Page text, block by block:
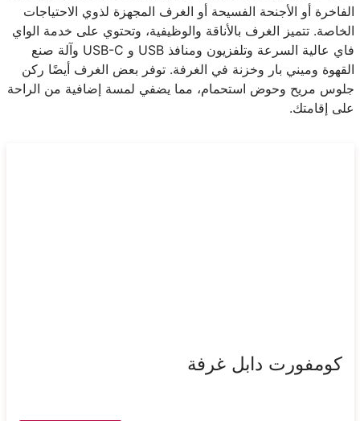
الفاخرة أو الأجنحة الفسيحة أو الغرف المجهزة لذوي الاحتياجات
الخاصة. تتميز الغرف بالأناقة والوظيفية، وتحتوي على خدمة الواي
فاي عالية السرعة وتلفزيون ومنافذ USB و USB-C وآلة صنع
القهوة وميني بار وخزنة في الغرفة. توفر بعض الغرف أيضًا ركن
جلوس مريح وحوض استحمام، مما يضفي لمسة إضافية من الراحة
على إقامتك.
كومفورت دابل غرفة